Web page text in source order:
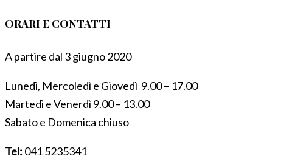
ORARI E CONTATTI
A partire dal 3 giugno 2020
Lunedì, Mercoledì e Giovedì 9.00 – 17.00
Martedì e Venerdì 9.00 – 13.00
Sabato e Domenica chiuso
Tel: 041 5235341